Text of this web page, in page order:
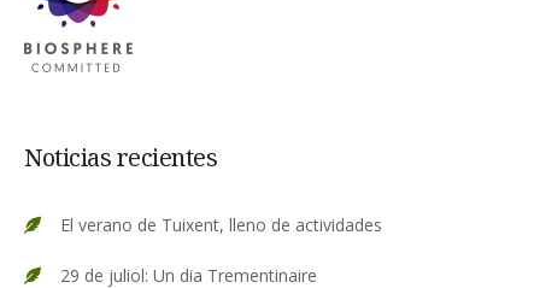
Noticias recientes
El verano de Tuixent, lleno de actividades
29 de juliol: Un dia Trementinaire